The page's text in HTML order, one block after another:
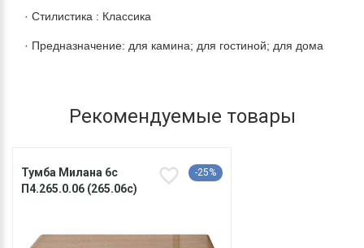
· Стилистика : Классика
· Предназначение: для камина; для гостиной; для дома
Рекомендуемые товары
Тумба Милана 6с
П4.265.0.06 (265.06с)
-25%